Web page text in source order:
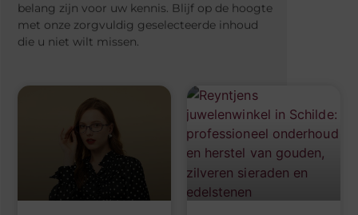
belang zijn voor uw kennis. Blijf op de hoogte
met onze zorgvuldig geselecteerde inhoud
die u niet wilt missen.